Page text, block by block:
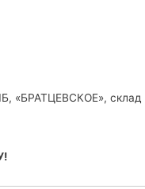
«БРАТЦЕВСКОЕ», склад